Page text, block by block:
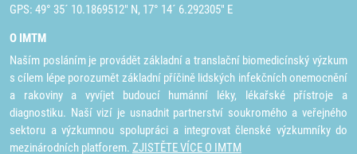
GPS: 49° 35´ 10.1869512" N, 17° 14´ 6.292305" E
O IMTM
Naším posláním je provádět základní a translační biomedicínský výzkum
s cílem lépe porozumět základní příčině lidských infekčních onemocnění
a rakoviny a vyvíjet budoucí humánní léky, lékařské přístroje a
diagnostiku. Naší vizí je usnadnit partnerství soukromého a veřejného
sektoru a výzkumnou spolupráci a integrovat členské výzkumníky do
mezinárodních platforem. ZJISTĚTE VÍCE O IMTM